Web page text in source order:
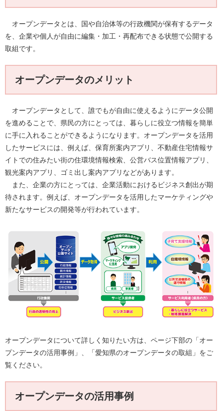
オープンデータとは、国や自治体等の行政機関が保有するデータ
を、企業や個人が自由に編集・加工・再配布できる状態で公開する
取組です。
オープンデータのメリット
オープンデータとして、誰でもが自由に使えるようにデータ公開
を進めることで、県民の方にとっては、暮らしに役立つ情報を簡単
に手に入れることができるようになります。オープンデータを活用
したサービスには、例えば、保育所案内アプリ、不動産住宅情報サ
イトでの住みたい街の住環境情報検索、公営バス位置情報アプリ、
観光案内アプリ、ゴミ出し案内アプリなどがあります。
また、企業の方にとっては、企業活動におけるビジネス創出が期
待されます。例えば、オープンデータを活用したマーケティングや
新たなサービスの開発等が行われています。
オープンデータについて詳しく知りたい方は、ページ下部の「オー
プンデータの活用事例」、「愛知県のオープンデータの取組」をご
覧ください。
オープンデータの活用事例